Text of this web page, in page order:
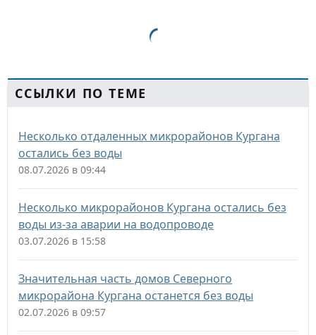
ССЫЛКИ ПО ТЕМЕ
Несколько отдаленных микрорайонов Кургана
остались без воды
08.07.2026 в 09:44
Несколько микрорайонов Кургана остались без
воды из-за аварии на водопроводе
03.07.2026 в 15:58
Значительная часть домов Северного
микрорайона Кургана останется без воды
02.07.2026 в 09:57